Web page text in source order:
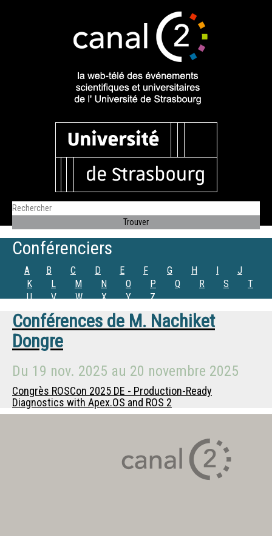
Conférenciers
A B C D E F G H I
J
K
L M N O P Q R S
T
U
V W X Y Z
Conférences de M. Nachiket
Dongre
Du 19 nov. 2025 au 20 novembre 2025
Congrès ROSCon 2025 DE - Production-Ready
Diagnostics with Apex.OS and ROS 2